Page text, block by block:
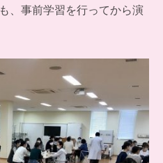
、事前学習を行ってから演